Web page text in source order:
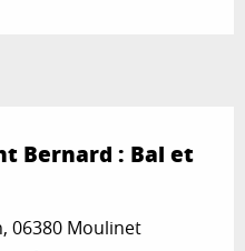
Bernard : Bal et
06380 Moulinet